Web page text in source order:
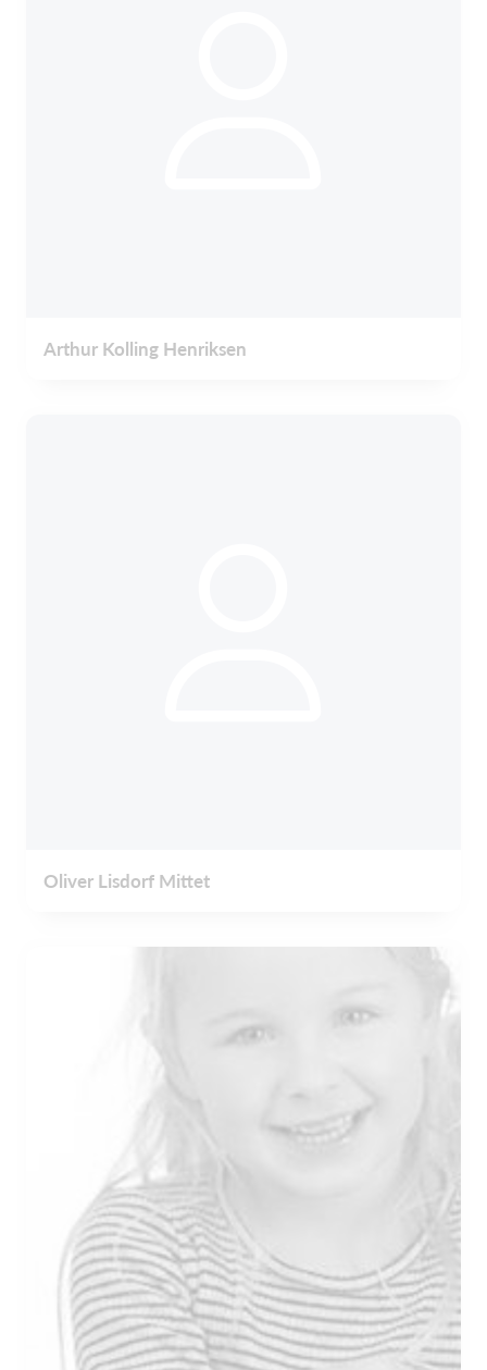
Arthur Kolling Henriksen
Oliver Lisdorf Mittet